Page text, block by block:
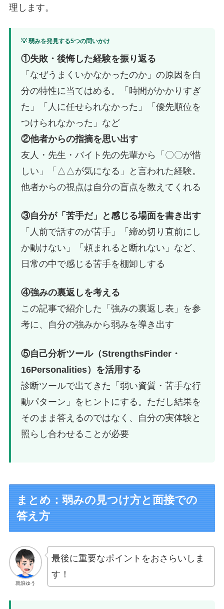
理します。
💡 弱みを発見する5つの問いかけ
①失敗・後悔した経験を振り返る
「なぜうまくいかなかったのか」の原因を自
分の特性に当てはめる。「時間がかかりすぎ
た」「人に任せられなかった」「優先順位を
つけられなかった」など
②他者からの指摘を思い出す
友人・先生・バイト先の先輩から「〇〇が惜
しい」「△△が気になる」と言われた経験。
他者からの視点は自分の盲点を教えてくれる
③自分が「苦手だ」と感じる場面を書き出す
「人前で話すのが苦手」「締め切り直前にし
か動けない」「頼まれると断れない」など、
日常の中で感じる苦手を棚卸しする
④強みの裏返しを考える
この記事で紹介した「強みの裏返し表」を参
考に、自分の強みから弱みを導き出す
⑤自己分析ツール（StrengthsFinder・
16Personalities）を活用する
診断ツールで出てきた「弱い資質・苦手な行
動パターン」をヒントにする。ただし結果を
そのまま答えるのではなく、自分の実体験と
照らし合わせることが必要
まとめ：弱みの見つけ方と面接での
答え方
就浪ゆう
最後に重要なポイントをおさらいしま
す！